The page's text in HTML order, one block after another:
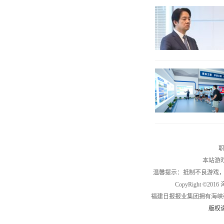
本站游
温馨提示：抵制不良游戏
CopyRight ©2016
福建日报报业集团拥有海
版权